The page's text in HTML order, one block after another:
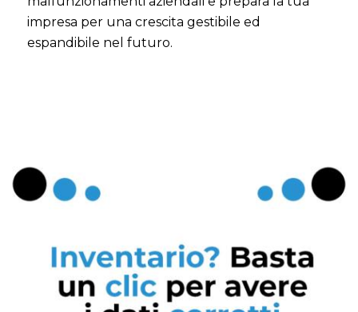
impresa per una crescita gestibile ed
espandibile nel futuro.